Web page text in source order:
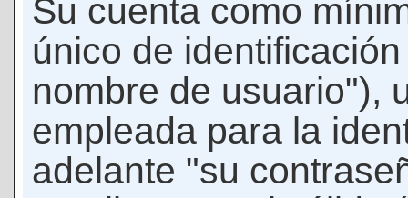
Su cuenta como
único de
nombre de usuario"),
empleada para la
adelante "su